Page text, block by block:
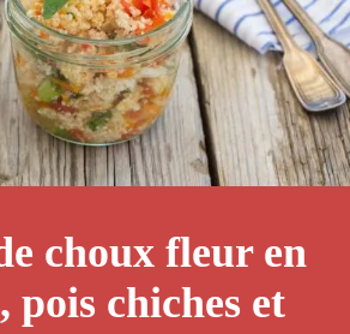
choux fleur en
pois chiches et